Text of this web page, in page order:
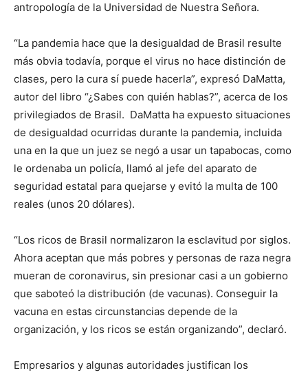
antropología de la Universidad de Nuestra Señora.
“La pandemia hace que la desigualdad de Brasil resulte
más obvia todavía, porque el virus no hace distinción de
clases, pero la cura sí puede hacerla”, expresó DaMatta,
autor del libro “¿Sabes con quién hablas?”, acerca de los
privilegiados de Brasil. DaMatta ha expuesto situaciones
de desigualdad ocurridas durante la pandemia, incluida
una en la que un juez se negó a usar un tapabocas, como
le ordenaba un policía, llamó al jefe del aparato de
seguridad estatal para quejarse y evitó la multa de 100
reales (unos 20 dólares).
“Los ricos de Brasil normalizaron la esclavitud por siglos.
Ahora aceptan que más pobres y personas de raza negra
mueran de coronavirus, sin presionar casi a un gobierno
que saboteó la distribución (de vacunas). Conseguir la
vacuna en estas circunstancias depende de la
organización, y los ricos se están organizando”, declaró.
Empresarios y algunas autoridades justifican los